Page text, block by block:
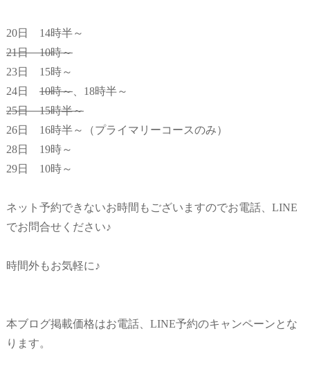
20日 14時半～
21日 10時～
23日 15時～
24日 10時～、18時半～
25日 15時半～
26日 16時半～（プライマリーコースのみ）
28日 19時～
29日 10時～
ネット予約できないお時間もございますのでお電話、LINE
でお問合せください♪
時間外もお気軽に♪
本ブログ掲載価格はお電話、LINE予約のキャンペーンとな
ります。